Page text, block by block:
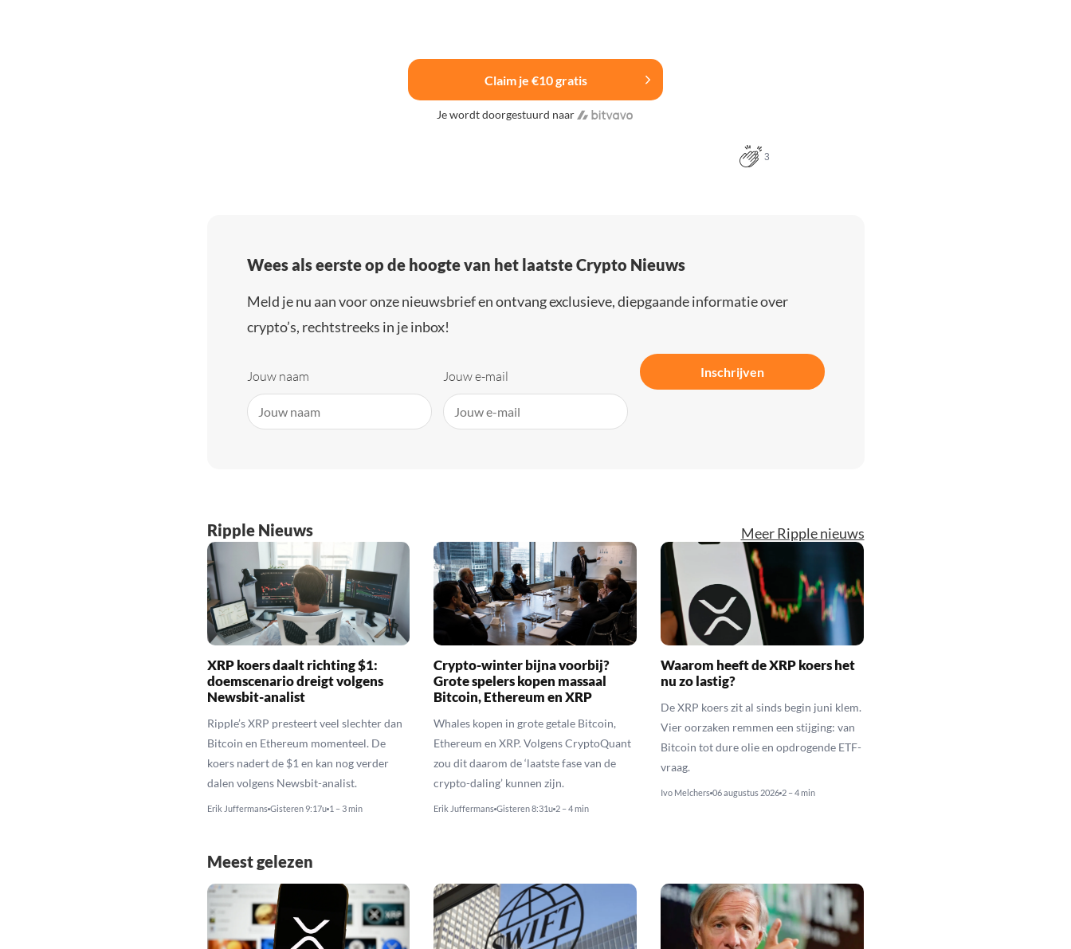
Claim je €10 gratis
Je wordt doorgestuurd naar
3
Wees als eerste op de hoogte van het laatste Crypto Nieuws
Meld je nu aan voor onze nieuwsbrief en ontvang exclusieve, diepgaande informatie over
crypto’s, rechtstreeks in je inbox!
Jouw naam Jouw e-mail Inschrijven
Ripple Nieuws Meer Ripple nieuws
XRP koers daalt richting $1:
doemscenario dreigt volgens
Newsbit-analist
Ripple’s XRP presteert veel slechter dan
Bitcoin en Ethereum momenteel. De
koers nadert de $1 en kan nog verder
dalen volgens Newsbit-analist.
Erik Juffermans Gisteren 9:17u 1 – 3 min
Crypto-winter bijna voorbij?
Grote spelers kopen massaal
Bitcoin, Ethereum en XRP
Whales kopen in grote getale Bitcoin,
Ethereum en XRP. Volgens CryptoQuant
zou dit daarom de ‘laatste fase van de
crypto-daling’ kunnen zijn.
Erik Juffermans Gisteren 8:31u 2 – 4 min
Waarom heeft de XRP koers het
nu zo lastig?
De XRP koers zit al sinds begin juni klem.
Vier oorzaken remmen een stijging: van
Bitcoin tot dure olie en opdrogende ETF-
vraag.
Ivo Melchers 06 augustus 2026 2 – 4 min
Meest gelezen